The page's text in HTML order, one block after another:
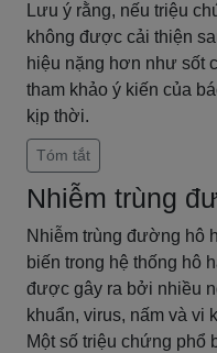
Lưu ý rằng, nếu triệu
không được cải thiện
hiệu nặng hơn như sốt
tham khảo ý kiến của
kịp thời.
Tóm tắt
Nhiễm trùng
Nhiễm trùng đường hô
biến trong hệ thống hô
được gây ra bởi nhiều
khuẩn, virus, nấm và vi
Một số triệu chứng phổ